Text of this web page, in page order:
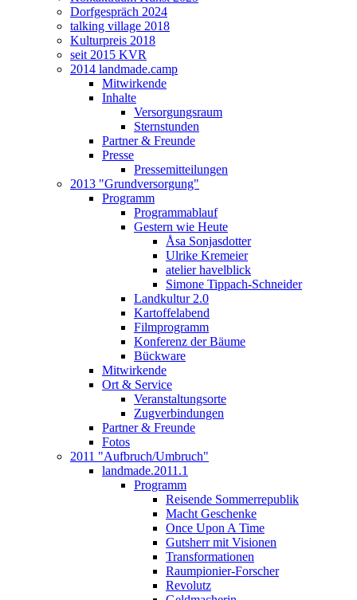
Dorfgespräch 2024
talking village 2018
Kulturpreis 2018
seit 2015 KVR
2014 landmade.camp
Mitwirkende
Inhalte
Versorgungsraum
Sternstunden
Partner & Freunde
Presse
Pressemitteilungen
2013 "Grundversorgung"
Programm
Programmablauf
Gestern wie Heute
Åsa Sonjasdotter
Ulrike Kremeier
atelier havelblick
Simone Tippach-Schneider
Landkultur 2.0
Kartoffelabend
Filmprogramm
Konferenz der Bäume
Bückware
Mitwirkende
Ort & Service
Veranstaltungsorte
Zugverbindungen
Partner & Freunde
Fotos
2011 "Aufbruch/Umbruch"
landmade.2011.1
Programm
Reisende Sommerrepublik
Macht Geschenke
Once Upon A Time
Gutsherr mit Visionen
Transformationen
Raumpionier-Forscher
Revolutz